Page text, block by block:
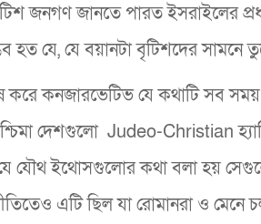
জনগণ জানতে পারত ইসরাইলের
হত যে, যে বয়ানটা বৃটিশদের সামনে
করে কনজারভেটিভ যে কথাটি সব
দেশগুলো Judeo-Christian
যৌথ ইথোসগুলোর কথা বলা হয়
এটি ছিল যা রোমানরা ও মেনে